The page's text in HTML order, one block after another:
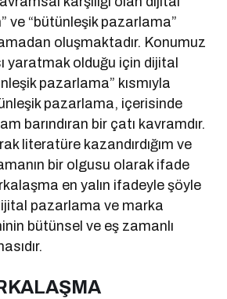
ve “bütünleşik pazarlama”
oluşmaktadır. Konumuz
yaratmak olduğu için dijital
pazarlama” kısmıyla
pazarlama, içerisinde
barındıran bir çatı kavramdır.
literatüre kazandırdığım ve
bir olgusu olarak ifade
en yalın ifadeyle şöyle
pazarlama ve marka
bütünsel ve eş zamanlı